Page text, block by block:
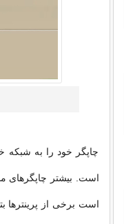
چاپگر خود را به شبکه
است برخی از پرینترها